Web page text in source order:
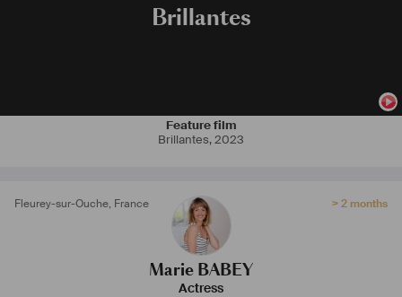
Brillantes
Feature film
Brillantes,2023
Fleurey-sur-Ouche, France > 2 months
Marie BABEY
Actress